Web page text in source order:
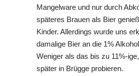
Mangelware und nur durch
späteres Brauen als Bier
Kinder. Allerdings wurde uns
damalige Bier an die 1%
Weniger als das bis zu 11%-
später in Brügge probieren.